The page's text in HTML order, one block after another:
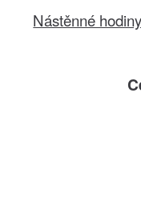
Nástěnné